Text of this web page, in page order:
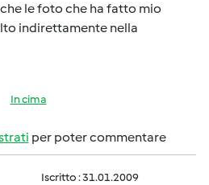
le foto che ha fatto mio
indirettamente nella
In cima
per poter commentare
Iscritto : 31.01.2009